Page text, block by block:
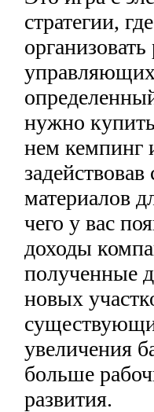
стратегии,
нужно
нем кемпинг
материалов
чего у вас
доходы
полученные
новых
увеличения
больше
развития.